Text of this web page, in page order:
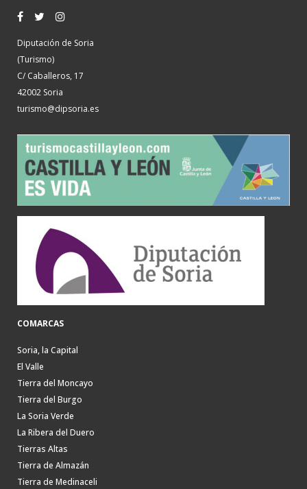
Diputación de Soria
(Turismo)
C/ Caballeros, 17
42002 Soria
turismo@dipsoria.es
COMARCAS
Soria, la Capital
El Valle
Tierra del Moncayo
Tierra del Burgo
La Soria Verde
La Ribera del Duero
Tierras Altas
Tierra de Almazán
Tierra de Medinaceli